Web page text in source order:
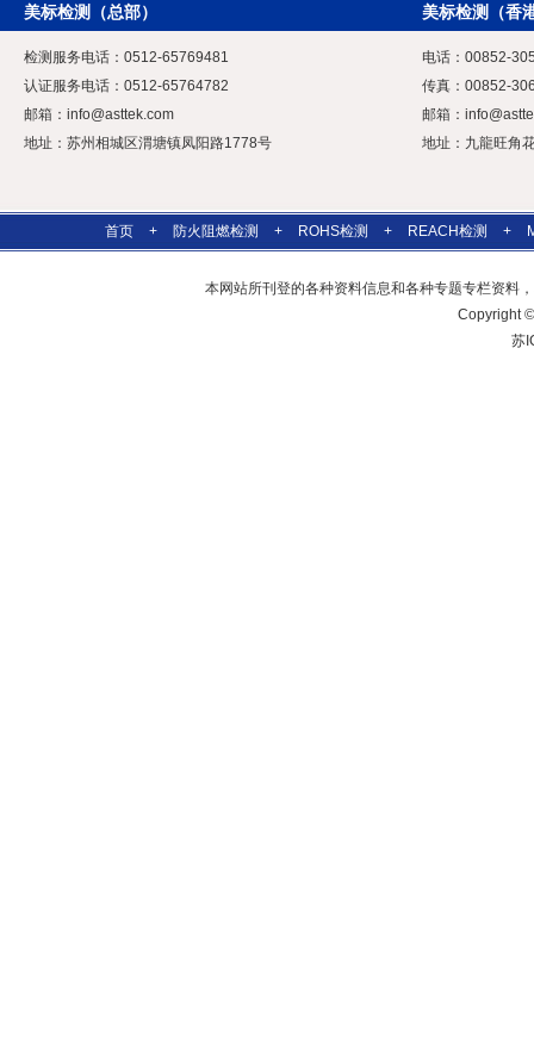
美标检测（总部）
检测服务电话：0512-65769481
认证服务电话：0512-65764782
邮箱： info@asttek.com
地址：苏州相城区渭塘镇凤阳路1778号
美标检测（香
电话：00852-
传真：00852-
邮箱：
地址：九龍旺角
首页 + 防火阻燃检测 + ROHS检测 + REACH检测 +
本网站所刊登的各种资料信息和各种专题专栏资料
Copyright
苏